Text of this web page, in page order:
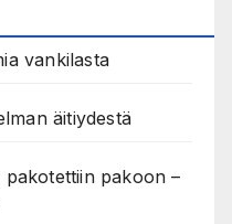
vankilasta
äitiydestä
pakotettiin pakoon –